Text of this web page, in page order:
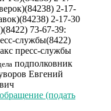
(84238) 2-17-
(84238) 2-17-30
(8422) 73-67-39:
службы(8422)
пресс-службы
подполковник
Евгений
(подать